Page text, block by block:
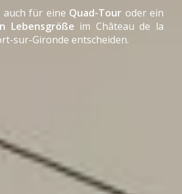
auch für eine Quad-Tour oder ein
Lebensgröße im Château de la
sur-Gironde entscheiden.